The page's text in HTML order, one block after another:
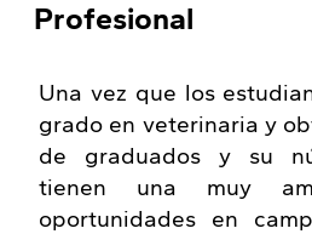
Profesional
Una vez que los
grado en veterinaria y
de graduados y su
tienen una muy
oportunidades en